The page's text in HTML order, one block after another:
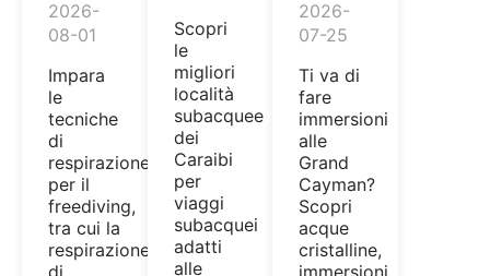
2026-
08-01
Impara
le
tecniche
di
respirazione
per il
freediving,
tra cui la
respirazione
di
Scopri
le
migliori
località
subacquee
dei
Caraibi
per
viaggi
subacquei
adatti
alle
2026-
07-25
Ti va di
fare
immersioni
alle
Grand
Cayman?
Scopri
acque
cristalline,
immersioni